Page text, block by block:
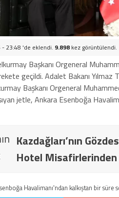
- 23:48 'de eklendi. 9.898 kez görüntülendi.
Başkanı Orgeneral
geçildi. Adalet Bakanı Yılmaz
Başkanı Orgeneral
jetle, Ankara Esenboğa
Kazdağları’nın
Hotel Misafirlerinden
Havalimanı'ndan kalkıştan bir süre